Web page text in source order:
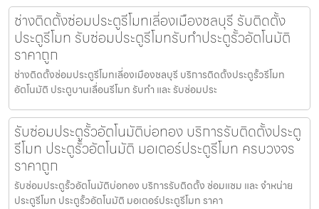
ช่างติดตั้งซ่อมประตูรีโมทเลี่องเมืองชลบุรี รับติดตั้ง
ประตูรีโมท รับซ่อมประตูรีโมทรับทำประตูรั้วอัตโนมัติ
ราคาถูก
ช่างติดตั้งซ่อมประตูรีโมทเลี่องเมืองชลบุรี บริการติดตั้งประตูรั้วรีโมท
อัตโนมัติ ประตูบานเลื่อนรีโมท รับทำ และ รับซ่อมประ
รับซ่อมประตูรั้วอัตโนมัติบ่อทอง บริการรับติดตั้งประตู
รีโมท ประตูรั้วอัตโนมัติ มอเตอร์ประตูรีโมท ครบวงจร
ราคาถูก
รับซ่อมประตูรั้วอัตโนมัติบ่อทอง บริการรับติดตั้ง ซ่อมแซม และ จำหน่าย
ประตูรีโมท ประตูรั้วอัตโนมัติ มอเตอร์ประตูรีโมท ราคา